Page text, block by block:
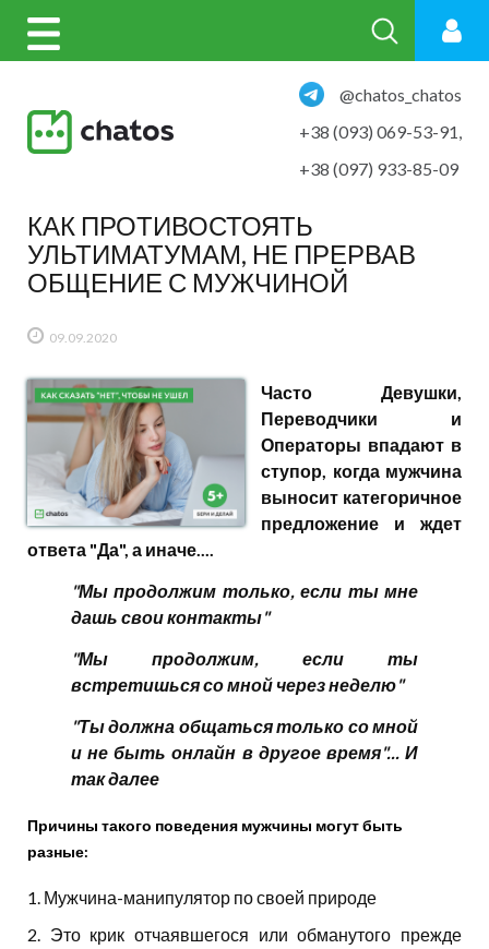
@chatos_chatos
+38 (093) 069-53-91,
+38 (097) 933-85-09
КАК ПРОТИВОСТОЯТЬ
УЛЬТИМАТУМАМ, НЕ ПРЕРВАВ
ОБЩЕНИЕ С МУЖЧИНОЙ
09.09.2020
Часто Девушки,
Переводчики и
Операторы впадают в
ступор, когда мужчина
выносит категоричное
предложение и ждет
ответа "Да", а иначе....
"Мы продолжим только, если ты мне
дашь свои контакты"
"Мы продолжим, если ты
встретишься со мной через неделю"
"Ты должна общаться только со мной
и не быть онлайн в другое время"... И
так далее
Причины такого поведения мужчины могут быть
разные:
1. Мужчина-манипулятор по своей природе
2. Это крик отчаявшегося или обманутого прежде